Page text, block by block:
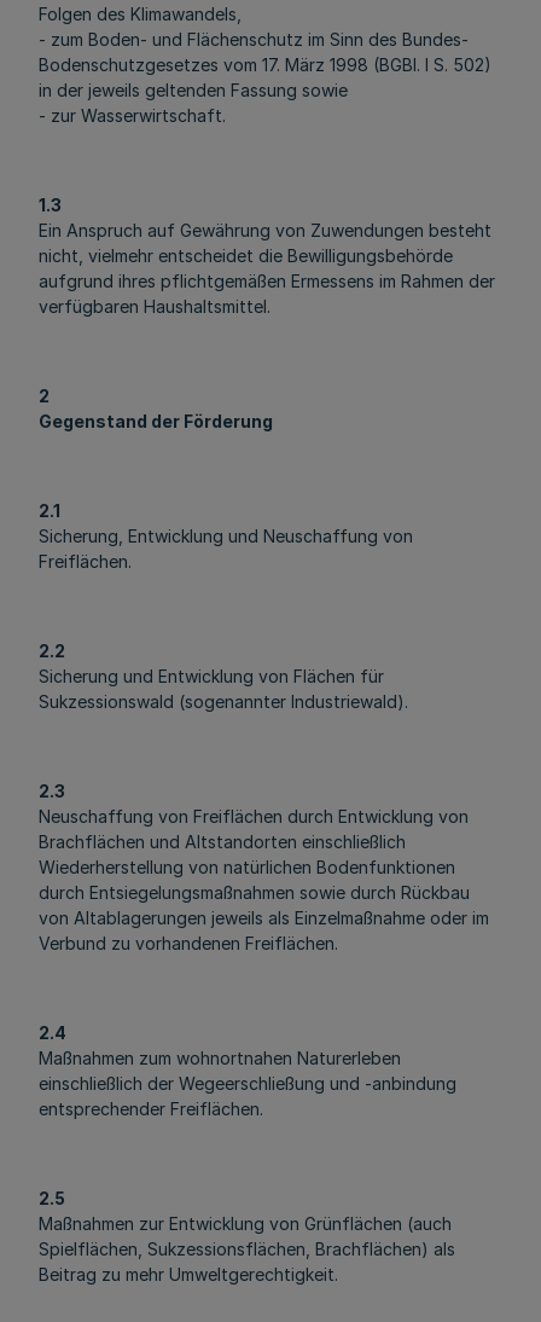
Folgen des Klimawandels,
- zum Boden- und Flächenschutz im Sinn des Bundes-
Bodenschutzgesetzes vom 17. März 1998 (BGBl. I S. 502)
in der jeweils geltenden Fassung sowie
- zur Wasserwirtschaft.
1.3
Ein Anspruch auf Gewährung von Zuwendungen besteht
nicht, vielmehr entscheidet die Bewilligungsbehörde
aufgrund ihres pflichtgemäßen Ermessens im Rahmen der
verfügbaren Haushaltsmittel.
2
Gegenstand der Förderung
2.1
Sicherung, Entwicklung und Neuschaffung von
Freiflächen.
2.2
Sicherung und Entwicklung von Flächen für
Sukzessionswald (sogenannter Industriewald).
2.3
Neuschaffung von Freiflächen durch Entwicklung von
Brachflächen und Altstandorten einschließlich
Wiederherstellung von natürlichen Bodenfunktionen
durch Entsiegelungsmaßnahmen sowie durch Rückbau
von Altablagerungen jeweils als Einzelmaßnahme oder im
Verbund zu vorhandenen Freiflächen.
2.4
Maßnahmen zum wohnortnahen Naturerleben
einschließlich der Wegeerschließung und -anbindung
entsprechender Freiflächen.
2.5
Maßnahmen zur Entwicklung von Grünflächen (auch
Spielflächen, Sukzessionsflächen, Brachflächen) als
Beitrag zu mehr Umweltgerechtigkeit.